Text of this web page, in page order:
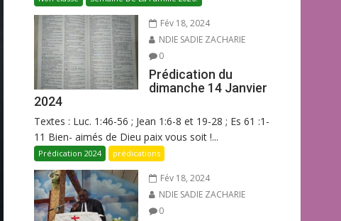
Fév 18, 2024
NDIE SADIE ZACHARIE
0
Prédication du
dimanche 14 Janvier
2024
Textes : Luc. 1:46-56 ; Jean 1:6-8 et 19-28 ; Es 61 :1-
11 Bien- aimés de Dieu paix vous soit !...
Prédication 2024 prédications
Fév 18, 2024
NDIE SADIE ZACHARIE
0